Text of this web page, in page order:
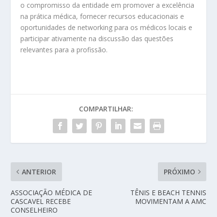
o compromisso da entidade em promover a excelência
na prática médica, fornecer recursos educacionais e
oportunidades de networking para os médicos locais e
participar ativamente na discussão das questões
relevantes para a profissão.
COMPARTILHAR:
ANTERIOR
ASSOCIAÇÃO MÉDICA DE
CASCAVEL RECEBE
CONSELHEIRO
PRÓXIMO
TÊNIS E BEACH TENNIS
MOVIMENTAM A AMC